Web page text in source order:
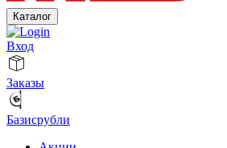
Каталог
Вход
Заказы
Базисрубли